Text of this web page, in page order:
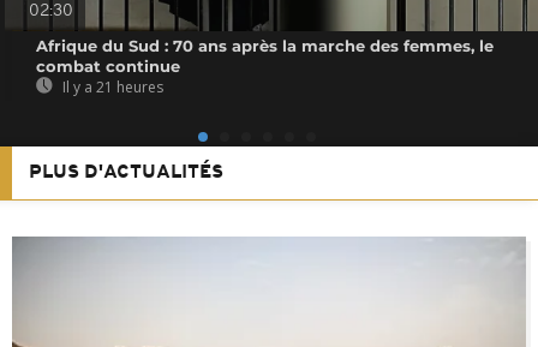
02:30
Afrique du Sud : 70 ans après la marche des femmes, le
combat continue
Il y a 21 heures
PLUS D'ACTUALITÉS